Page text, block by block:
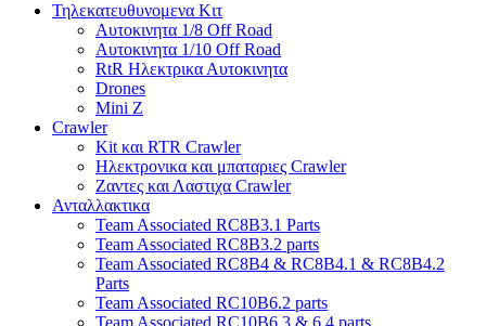
Τηλεκατευθυνομενα Κιτ
Αυτοκινητα 1/8 Off Road
Αυτοκινητα 1/10 Off Road
RtR Ηλεκτρικα Αυτοκινητα
Drones
Mini Z
Crawler
Kit και RTR Crawler
Ηλεκτρονικα και μπαταριες Crawler
Ζαντες και Λαστιχα Crawler
Ανταλλακτικα
Team Associated RC8B3.1 Parts
Team Associated RC8B3.2 parts
Team Associated RC8B4 & RC8B4.1 & RC8B4.2
Parts
Team Associated RC10B6.2 parts
Team Associated RC10B6.3 & 6.4 parts